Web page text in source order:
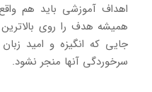
اهداف آموزشی باید هم واقع
همیشه هدف را روی
جایی که انگیزه و امید
سرخوردگی آنها منجر نشود.